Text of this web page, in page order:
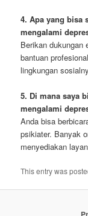
4. Apa yang bisa
mengalami
Berikan dukungan
bantuan
lingkungan
5. Di mana saya
mengalami
Anda bisa
psikiater. Banyak
menyediakan
This entry was